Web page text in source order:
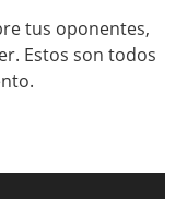
tus oponentes,
Estos son todos